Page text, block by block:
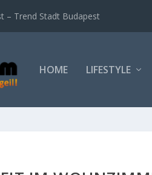
– Trend Stadt Budapest
HOME LIFESTYLE